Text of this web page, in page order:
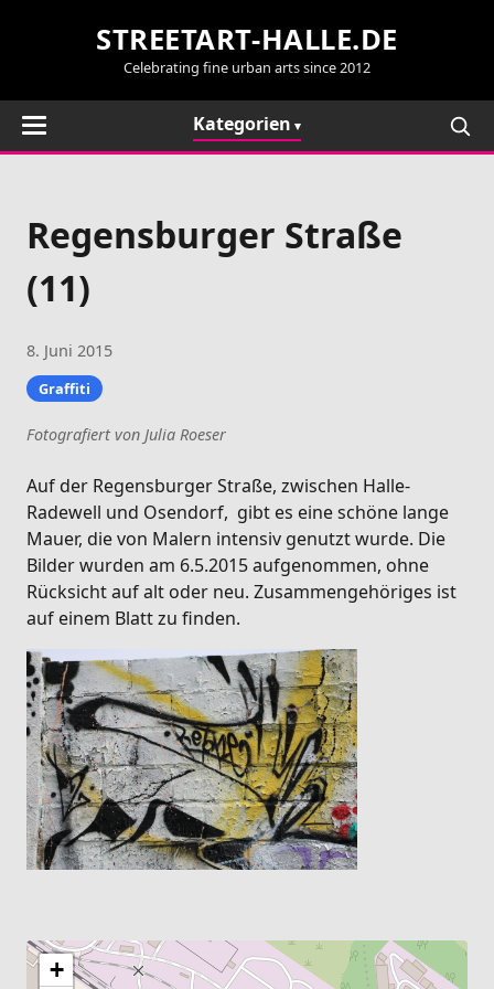
STREETART-HALLE.DE
Celebrating fine urban arts since 2012
Kategorien
Regensburger Straße
(11)
8. Juni 2015
Graffiti
Fotografiert von Julia Roeser
Auf der Regensburger Straße, zwischen Halle-
Radewell und Osendorf, gibt es eine schöne lange
Mauer, die von Malern intensiv genutzt wurde. Die
Bilder wurden am 6.5.2015 aufgenommen, ohne
Rücksicht auf alt oder neu. Zusammengehöriges ist
auf einem Blatt zu finden.
+